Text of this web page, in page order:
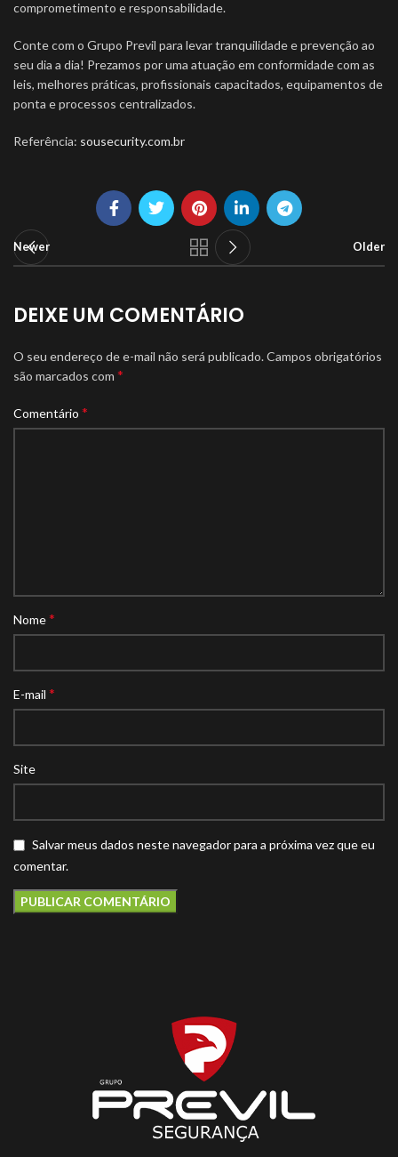
comprometimento e responsabilidade.
Conte com o Grupo Previl para levar tranquilidade e prevenção ao
seu dia a dia! Prezamos por uma atuação em conformidade com as
leis, melhores práticas, profissionais capacitados, equipamentos de
ponta e processos centralizados.
Referência: sousecurity.com.br
Newer Older
DEIXE UM COMENTÁRIO
O seu endereço de e-mail não será publicado.Campos obrigatórios
são marcados com *
Comentário *
Nome*
E-mail *
Site
Salvar meus dados neste navegador para a próxima vez que eu
comentar.